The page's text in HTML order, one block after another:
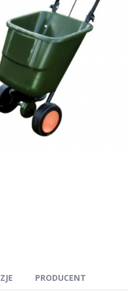
PRODUCENT